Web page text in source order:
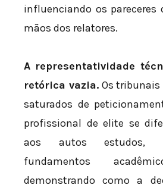
influenciando os pareceres
mãos dos relatores.
A representatividade
retórica vazia.Os tribunais
saturados de
profissional de elite se
aos autos estudos,
fundamentos
demonstrando como a